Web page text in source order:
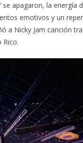
se apagaron, la energía
emotivos y un
a Nicky Jam canción
Rico.